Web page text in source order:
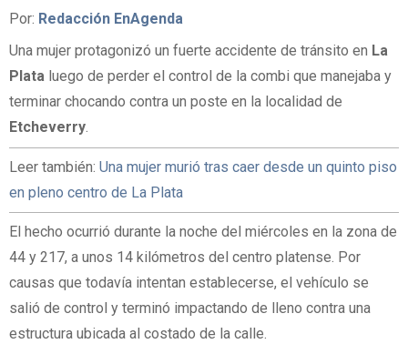
Por: Redacción EnAgenda
Una mujer protagonizó un fuerte accidente de tránsito en La
Plata luego de perder el control de la combi que manejaba y
terminar chocando contra un poste en la localidad de
Etcheverry.
Leer también: Una mujer murió tras caer desde un quinto piso
en pleno centro de La Plata
El hecho ocurrió durante la noche del miércoles en la zona de
44 y 217, a unos 14 kilómetros del centro platense. Por
causas que todavía intentan establecerse, el vehículo se
salió de control y terminó impactando de lleno contra una
estructura ubicada al costado de la calle.